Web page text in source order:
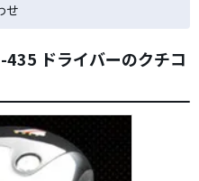
せ
ドライバーのクチコ